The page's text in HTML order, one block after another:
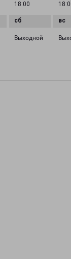
18:00
Выходной